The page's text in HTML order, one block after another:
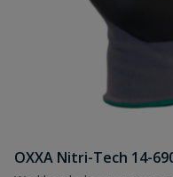
OXXA Nitri-Tech 14-